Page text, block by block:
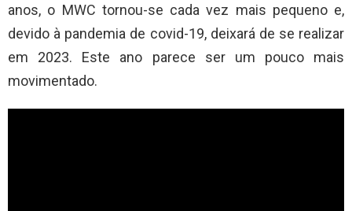
anos, o MWC tornou-se cada vez mais pequeno e,
devido à pandemia de covid-19, deixará de se realizar
em 2023. Este ano parece ser um pouco mais
movimentado.